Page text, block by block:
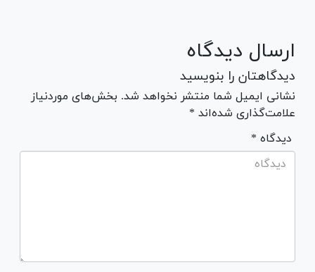
ارسال دیدگاه
دیدگاهتان را بنویسید
نشانی ایمیل شما منتشر نخواهد شد. بخش‌های موردنیاز
علامت‌گذاری شده‌اند *
* دیدگاه